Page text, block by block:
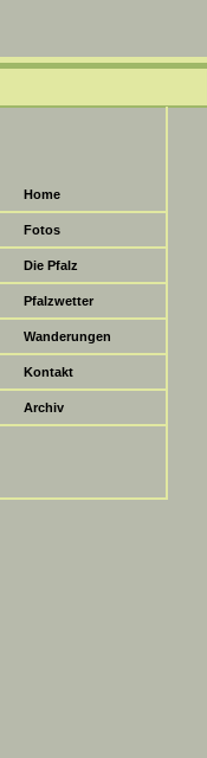
Home
Fotos
Die Pfalz
Pfalzwetter
Wanderungen
Kontakt
Archiv